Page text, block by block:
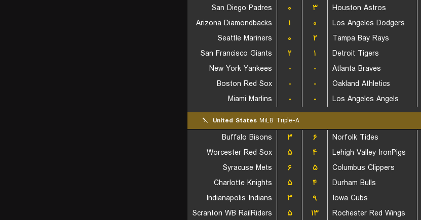
San Diego Padres
۰ ۳ Houston Astros
Arizona Diamondbacks
۱ ۰ Los Angeles Dodgers
Seattle Mariners
۰ ۲ Tampa Bay Rays
San Francisco Giants
۲ ۱ Detroit Tigers
New York Yankees
- - Atlanta Braves
Boston Red Sox
- - Oakland Athletics
Miami Marlins
- - Los Angeles Angels
United States MiLB Triple-A
Buffalo Bisons ۳ ۶ Norfolk Tides
Worcester Red Sox
۵ ۴ Lehigh Valley IronPigs
Syracuse Mets
۶ ۵ Columbus Clippers
Charlotte Knights
۵ ۴ Durham Bulls
Indianapolis Indians
۳ ۹ Iowa Cubs
Scranton WB RailRiders
۵ ۱۳ Rochester Red Wings